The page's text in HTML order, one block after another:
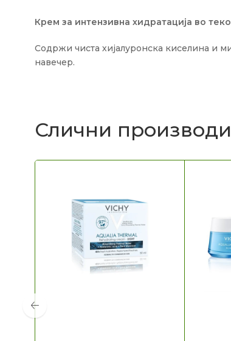
Крем за интензивна хидратација во
Содржи чиста хијалуронска киселина и
навечер.
Слични производи